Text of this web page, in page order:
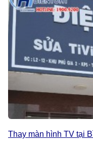
Thay màn hình TV tại